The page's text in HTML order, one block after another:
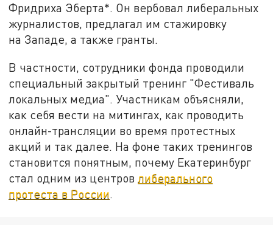
Фридриха Эберта*. Он вербовал либеральных
журналистов, предлагал им стажировку
на Западе, а также гранты.
В частности, сотрудники фонда проводили
специальный закрытый тренинг "Фестиваль
локальных медиа". Участникам объясняли,
как себя вести на митингах, как проводить
онлайн-трансляции во время протестных
акций и так далее. На фоне таких тренингов
становится понятным, почему Екатеринбург
стал одним из центровлиберального
протеста в России.